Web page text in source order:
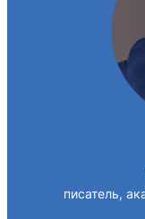
писатель,